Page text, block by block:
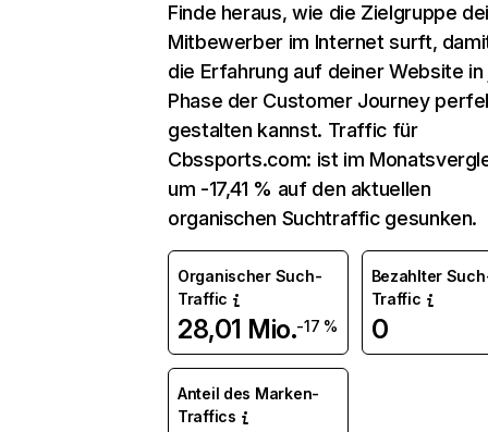
Finde heraus, wie die Zielgruppe
Mitbewerber im Internet surft,
die Erfahrung auf deiner Website
Phase der Customer Journey
gestalten kannst. Traffic für
Cbssports.com: ist im
um -17,41 % auf den aktuellen
organischen Suchtraffic gesunken.
Organischer Such-
Traffic
28,01 Mio.-17 %
Bezahlter
Traffic
0
Anteil des Marken-
Traffics